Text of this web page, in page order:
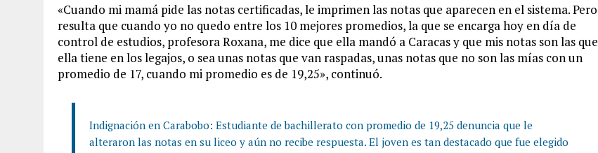
«Cuando mi mamá pide las notas certificadas, le imprimen las notas que aparecen en el sistema. Pero
resulta que cuando yo no quedo entre los 10 mejores promedios, la que se encarga hoy en día de
control de estudios, profesora Roxana, me dice que ella mandó a Caracas y que mis notas son las que
ella tiene en los legajos, o sea unas notas que van raspadas, unas notas que no son las mías con un
promedio de 17, cuando mi promedio es de 19,25», continuó.
Indignación en Carabobo: Estudiante de bachillerato con promedio de 19,25 denuncia que le
alteraron las notas en su liceo y aún no recibe respuesta. El joven es tan destacado que fue elegido